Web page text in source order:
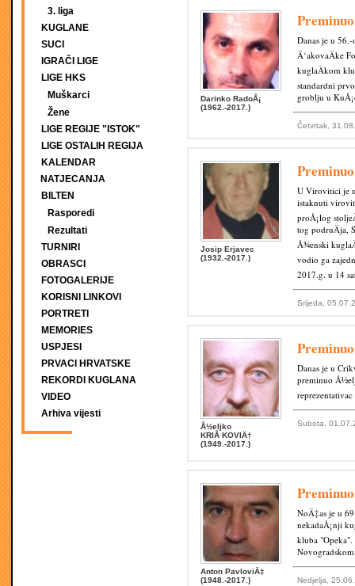
3. liga
KUGLANE
SUCI
IGRAČI LIGE
LIGE HKS
Muškarci
Žene
LIGE REGIJE "ISTOK"
LIGE OSTALIH REGIJA
KALENDAR
NATJECANJA
BILTEN
Rasporedi
Rezultati
TURNIRI
OBRASCI
FOTOGALERIJE
KORISNI LINKOVI
PORTRETI
MEMORIES
USPJESI
PRVACI HRVATSKE
REKORDI KUGLANA
VIDEO
Arhiva vijesti
Darinko RadoÅ¡
(1962.-2017.)
Danas je u
Ä‘akovaÄke
kuglaÄkom
standardni
groblju u
Četvrtak,
Josip Erjavec
(1932.-2017.)
U Virovitici je
istaknuti
proÅ¡log
tog podruÄja,
Å¾enski
vodio ga
2017.g. u 14
Srijeda,
Å½eljko
KRIÅ KOVIÄ†
(1949.-2017.)
Danas je u
preminuo
Subota,
Anton PavloviÄ‡
(1948.-2017.)
NoÄ‡as je u
nekadaÅ¡nji
kluba
Nedjelja,